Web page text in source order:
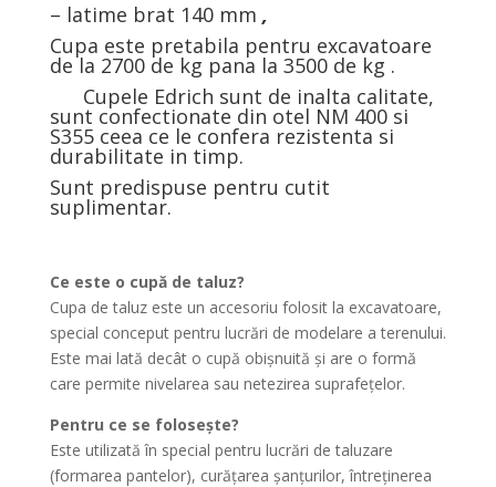
– latime brat 140 mm ,
Cupa este pretabila pentru excavatoare
de la 2700 de kg pana la 3500 de kg .
Cupele Edrich sunt de inalta calitate,
sunt confectionate din otel NM 400 si
S355 ceea ce le confera rezistenta si
durabilitate in timp.
Sunt predispuse pentru cutit
suplimentar.
Ce este o cupă de taluz?
Cupa de taluz este un accesoriu folosit la excavatoare,
special conceput pentru lucrări de modelare a terenului.
Este mai lată decât o cupă obișnuită și are o formă
care permite nivelarea sau netezirea suprafețelor.
Pentru ce se folosește?
Este utilizată în special pentru lucrări de taluzare
(formarea pantelor), curățarea șanțurilor, întreținerea